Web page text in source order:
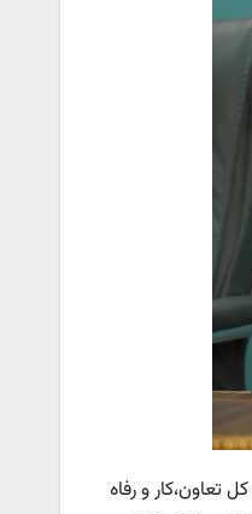
تعاون،کار و رفاه